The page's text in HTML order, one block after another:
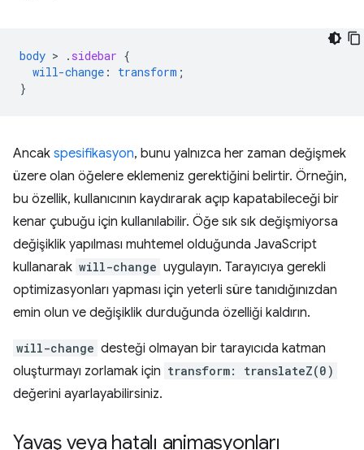
body > . sidebar {
will-change : transform ;
}
Ancak spesifikasyon, bunu yalnızca her zaman değişmek
üzere olan öğelere eklemeniz gerektiğini belirtir. Örneğin,
bu özellik, kullanıcının kaydırarak açıp kapatabileceği bir
kenar çubuğu için kullanılabilir. Öğe sık sık değişmiyorsa
değişiklik yapılması muhtemel olduğunda JavaScript
kullanarak will-change uygulayın. Tarayıcıya gerekli
optimizasyonları yapması için yeterli süre tanıdığınızdan
emin olun ve değişiklik durduğunda özelliği kaldırın.
will-change desteği olmayan bir tarayıcıda katman
oluşturmayı zorlamak için transform: translateZ(0)
değerini ayarlayabilirsiniz.
Yavaş veya hatalı animasyonları